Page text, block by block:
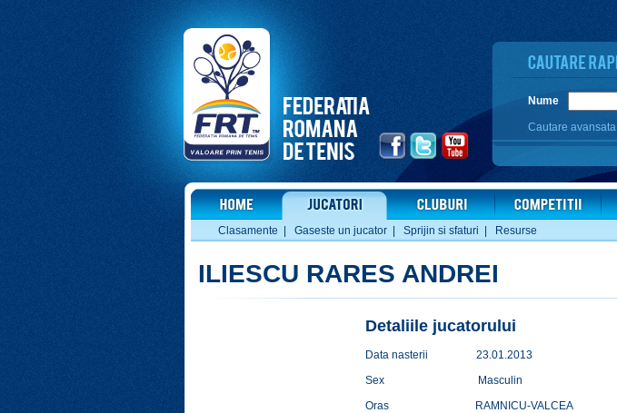
Nume
Cautare avansata
Clasamente Gaseste un jucator| Sprijin si sfaturi Resurse
ILIESCU RARES ANDREI
Detaliile jucatorului
Data nasterii
23.01.2013
Sex
Masculin
Oras
RAMNICU-VALCEA